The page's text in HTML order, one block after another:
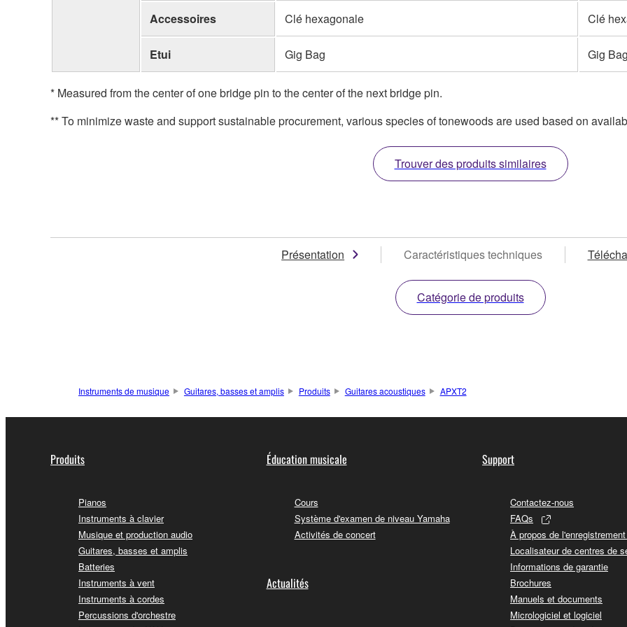
Accessoires Clé hexagonale Clé
Etui Gig Bag Gig Bag
* Measured from the center of one bridge pin to the center of the next bridge pin.
** To minimize waste and support sustainable procurement, various species of tonewoods are used based on
Trouver des produits similaires
Présentation Caractéristiques techniques
Catégorie de produits
Instruments de musique Guitares, basses et amplis Produits Guitares acoustiques APXT2
Produits
Pianos
Instruments à clavier
Musique et production audio
Guitares, basses et amplis
Batteries
Instruments à vent
Instruments à cordes
Percussions d'orchestre
Éducation musicale
Cours
Système d'examen de niveau Yamaha
Activités de concert
Actualités
Support
Contactez-nous
FAQs
À propos de
Localisateur de centres de
Informations de garantie
Brochures
Manuels et documents
Micrologiciel et logiciel